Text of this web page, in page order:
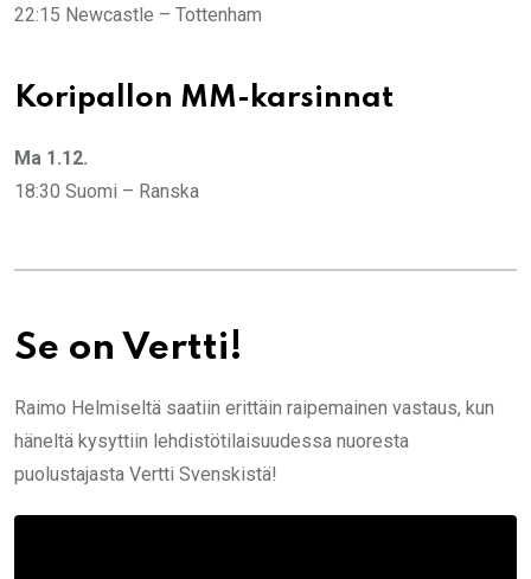
22:15 Newcastle – Tottenham
Koripallon MM-karsinnat
Ma 1.12.
18:30 Suomi – Ranska
Se on Vertti!
Raimo Helmiseltä saatiin erittäin raipemainen vastaus, kun
häneltä kysyttiin lehdistötilaisuudessa nuoresta
puolustajasta Vertti Svenskistä!